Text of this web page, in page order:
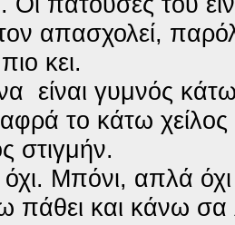
απασχολεί,
κει.
είναι γυμνός
το κάτω χείλος
στιγμήν.
όχι. Μπόνι, απλά
πάθει και κάνω